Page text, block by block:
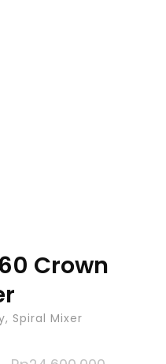
Crown
, Spiral Mixer